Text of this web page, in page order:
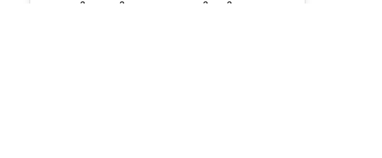
ME²R BE²WUSST GE²SE²TZT“ !